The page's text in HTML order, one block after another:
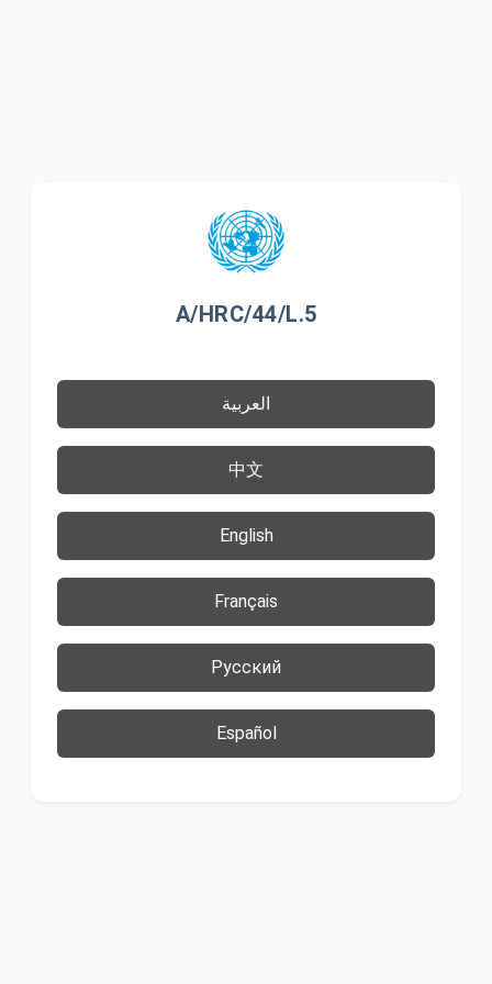
A/HRC/44/L.5
العربية
中文
English
Français
Русский
Español